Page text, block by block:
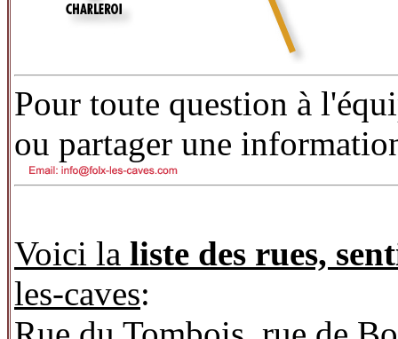
Pour toute question à
ou partager une
Voici la liste des rues,
les-caves: